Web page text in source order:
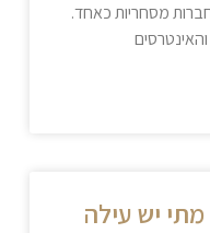
מסחריות כאחד.
יש עילה